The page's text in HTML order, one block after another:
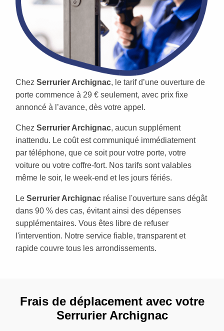
Chez Serrurier Archignac, le tarif d’une ouverture de
porte commence à 29 € seulement, avec prix fixe
annoncé à l’avance, dès votre appel.
Chez Serrurier Archignac, aucun supplément
inattendu. Le coût est communiqué immédiatement
par téléphone, que ce soit pour votre porte, votre
voiture ou votre coffre-fort. Nos tarifs sont valables
même le soir, le week-end et les jours fériés.
Le Serrurier Archignac réalise l'ouverture sans dégât
dans 90 % des cas, évitant ainsi des dépenses
supplémentaires. Vous êtes libre de refuser
l'intervention. Notre service fiable, transparent et
rapide couvre tous les arrondissements.
Frais de déplacement avec votre
Serrurier Archignac